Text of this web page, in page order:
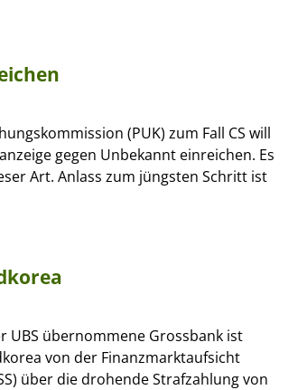
(PUK) zum Fall CS will
gegen Unbekannt einreichen. Es
Art. Anlass zum jüngsten Schritt ist
UBS übernommene Grossbank ist
von der Finanzmarktaufsicht
über die drohende Strafzahlung von